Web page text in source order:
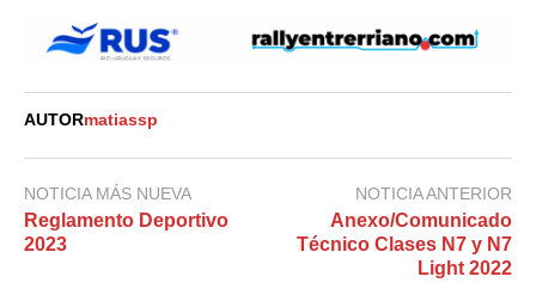
AUTORmatiassp
NOTICIA MÁS NUEVA
Reglamento Deportivo
2023
NOTICIA ANTERIOR
Anexo/Comunicado
Técnico Clases N7 y N7
Light 2022